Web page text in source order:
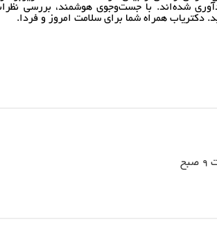
شده‌اند. با جست‌وجوی هوشمند، بررسی
دکتریاب همراه شما برای سلامت امروز و فردا.